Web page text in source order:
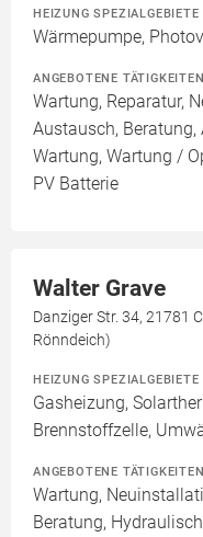
HEIZUNG SPEZIALGEBIETE
Wärmepumpe,
ANGEBOTENE TÄTIGKEITEN
Wartung, Reparatur,
Austausch,
Wartung, Wartung /
PV Batterie
Walter Grave
Danziger Str. 34, 21781
Rönndeich)
HEIZUNG SPEZIALGEBIETE
Gasheizung,
Brennstoffzelle,
ANGEBOTENE TÄTIGKEITEN
Wartung,
Beratung,